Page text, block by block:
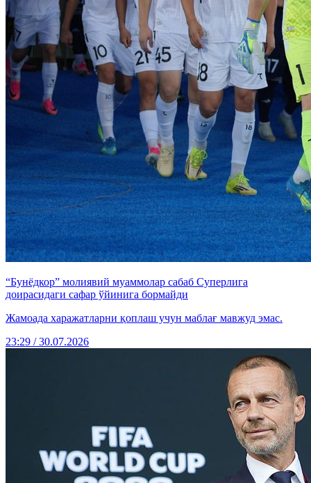
“Бунёдкор” молиявий муаммолар сабаб Суперлига
доирасидаги сафар ўйинига бормайди
Жамоада харажатларни қоплаш учун маблағ мавжуд эмас.
23:29 / 30.07.2026